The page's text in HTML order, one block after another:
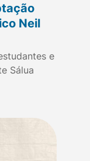
Neil
e
Sálua